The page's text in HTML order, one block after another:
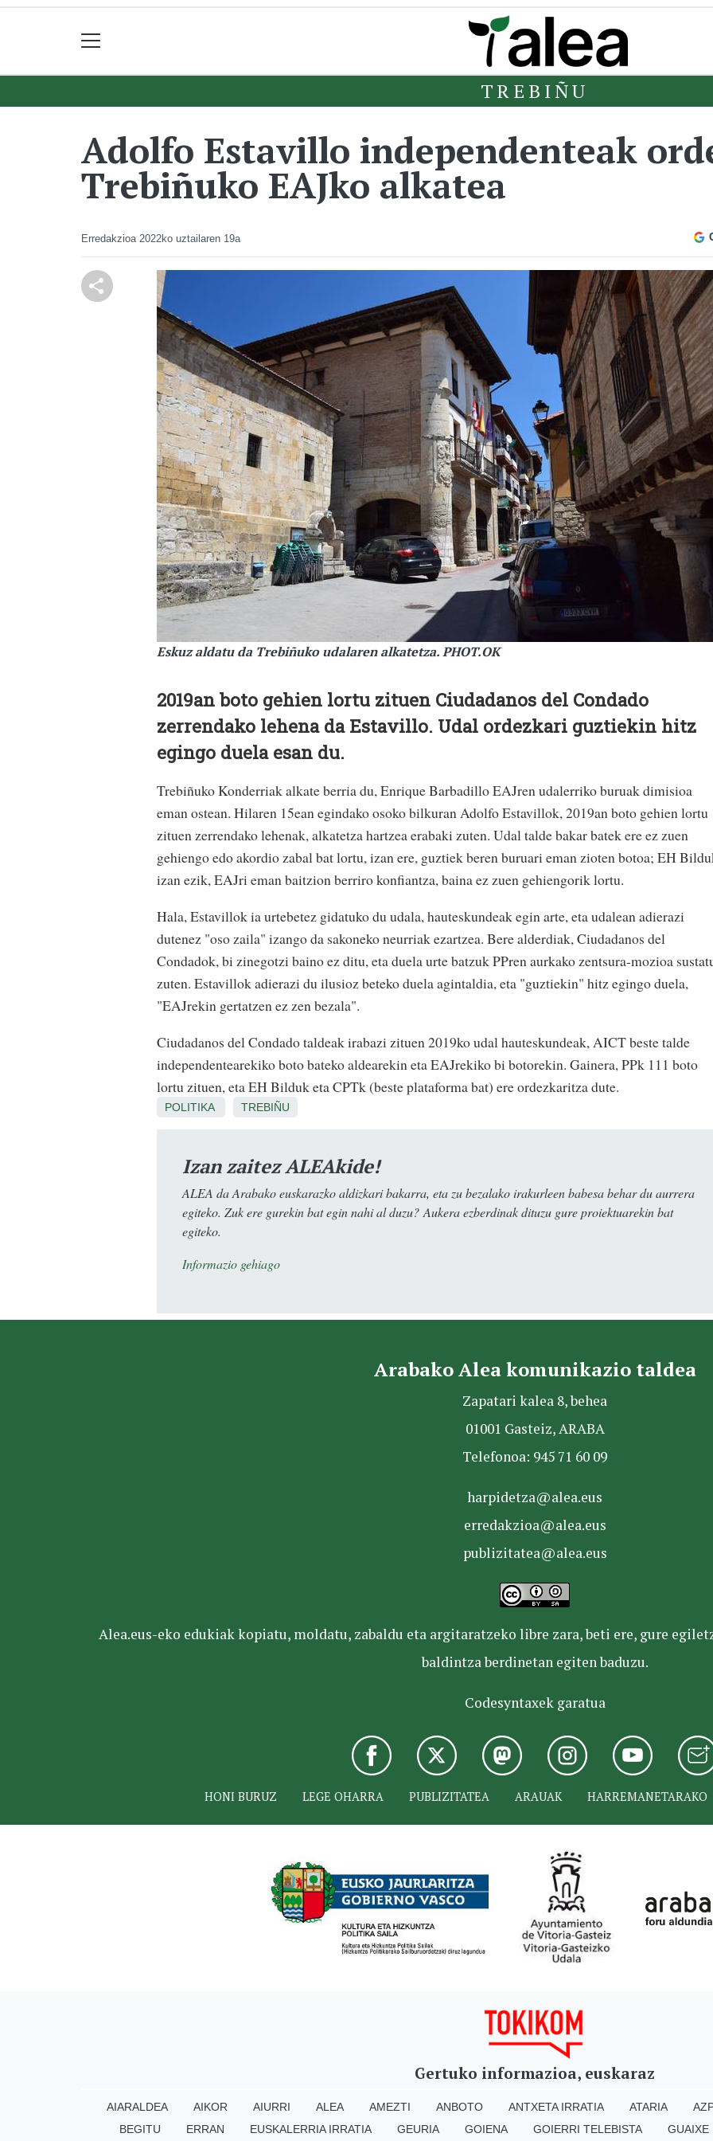
TREBIÑU
Adolfo Estavillo independenteak
Trebiñuko EAJko alkatea
Erredakzioa 2022ko uztailaren 19a
Eskuz aldatu da Trebiñuko udalaren alkatetza. PHOT.OK
2019an boto gehien lortu zituen Ciudadanos del Condado
zerrendako lehena da Estavillo. Udal ordezkari guztiekin hitz
egingo duela esan du.
Trebiñuko Konderriak alkate berria du, Enrique Barbadillo EAJren udalerriko buruak dimisioa
eman ostean. Hilaren 15ean egindako osoko bilkuran Adolfo Estavillok, 2019an boto gehien lortu
zituen zerrendako lehenak, alkatetza hartzea erabaki zuten. Udal talde bakar batek ere ez zuen
gehiengo edo akordio zabal bat lortu, izan ere, guztiek beren buruari eman zioten botoa; EH
izan ezik, EAJri eman baitzion berriro konfiantza, baina ez zuen gehiengorik lortu.
Hala, Estavillok ia urtebetez gidatuko du udala, hauteskundeak egin arte, eta udalean adierazi
dutenez "oso zaila" izango da sakoneko neurriak ezartzea. Bere alderdiak, Ciudadanos del
Condadok, bi zinegotzi baino ez ditu, eta duela urte batzuk PPren aurkako zentsura-mozioa
zuten. Estavillok adierazi du ilusioz beteko duela agintaldia, eta "guztiekin" hitz egingo duela,
"EAJrekin gertatzen ez zen bezala".
Ciudadanos del Condado taldeak irabazi zituen 2019ko udal hauteskundeak, AICT beste talde
independentearekiko boto bateko aldearekin eta EAJrekiko bi botorekin. Gainera, PPk 111 boto
lortu zituen, eta EH Bilduk eta CPTk (beste plataforma bat) ere ordezkaritza dute.
POLITIKA TREBIÑU
Izan zaitez ALEAkide!
ALEA da Arabako euskarazko aldizkari bakarra, eta zu bezalako irakurleen babesa behar du aurrera
egiteko. Zuk ere gurekin bat egin nahi al duzu? Aukera ezberdinak dituzu gure proiektuarekin bat
egiteko.
Informazio gehiago
Arabako Alea komunikazio taldea
Zapatari kalea 8, behea
01001 Gasteiz, ARABA
Telefonoa: 945 71 60 09
harpidetza@alea.eus
erredakzioa@alea.eus
publizitatea@alea.eus
Alea.eus-eko edukiak kopiatu, moldatu, zabaldu eta argitaratzeko libre zara, beti ere, gure
baldintza berdinetan egiten baduzu.
Codesyntaxek garatua
HONI BURUZ LEGE OHARRA PUBLIZITATEA ARAUAK HARREMANETARAKO
Gertuko informazioa, euskaraz
AIARALDEA AIKOR AIURRI ALEA AMEZTI ANBOTO ANTXETA IRRATIA ATARIA
BEGITU
ERRAN EUSKALERRIA IRRATIA GEURIA GOIENA GOIERRI TELEBISTA GUAIXE